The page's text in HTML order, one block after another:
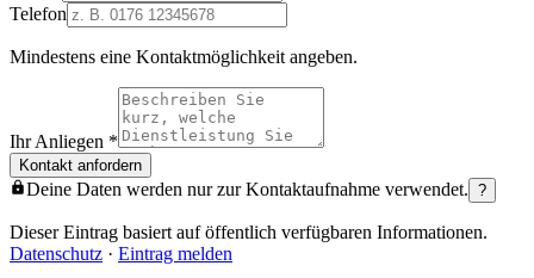
Telefon
Mindestens eine Kontaktmöglichkeit angeben.
Ihr Anliegen *
Kontakt anfordern
Deine Daten werden nur zur Kontaktaufnahme verwendet. ?
Dieser Eintrag basiert auf öffentlich verfügbaren Informationen.
Datenschutz · Eintrag melden